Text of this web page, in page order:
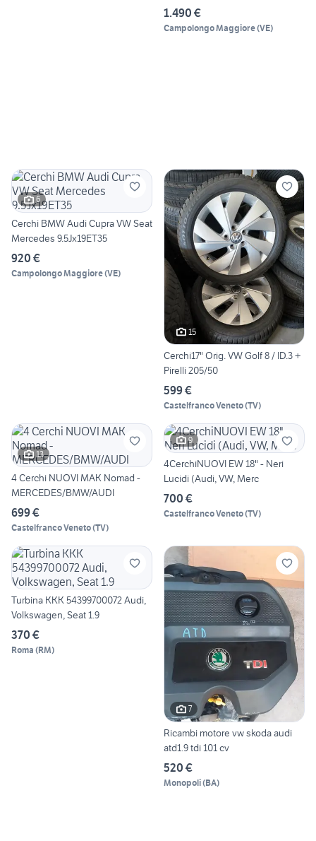
1.490 €
Campolongo Maggiore(VE)
6
Cerchi BMW Audi Cupra VW Seat
Mercedes 9.5Jx19ET35
920 €
Campolongo Maggiore(VE)
15
Cerchi17" Orig. VW Golf 8 / ID.3 +
Pirelli 205/50
599 €
Castelfranco Veneto(TV)
13
4 Cerchi NUOVI MAK Nomad -
MERCEDES/BMW/AUDI
699 €
Castelfranco Veneto(TV)
9
4CerchiNUOVI EW 18" - Neri
Lucidi (Audi, VW, Merc
700 €
Castelfranco Veneto(TV)
Turbina KKK 54399700072 Audi,
Volkswagen, Seat 1.9
370 €
Roma (RM)
7
Ricambi motore vw skoda audi
atd1.9 tdi 101 cv
520 €
Monopoli(BA)